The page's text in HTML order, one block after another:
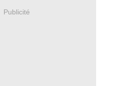
Publicité